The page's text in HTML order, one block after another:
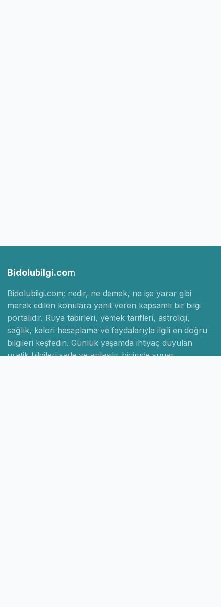
Bidolubilgi.com
Bidolubilgi.com; nedir, ne demek, ne işe yarar gibi
merak edilen konulara yanıt veren kapsamlı bir bilgi
portalıdır. Rüya tabirleri, yemek tarifleri, astroloji,
sağlık, kalori hesaplama ve faydalarıyla ilgili en doğru
bilgileri keşfedin. Günlük yaşamda ihtiyaç duyulan
pratik bilgileri sade ve anlaşılır biçimde sunar.